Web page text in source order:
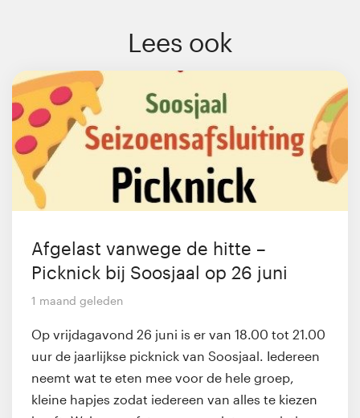
Lees ook
Afgelast vanwege de hitte –
Picknick bij Soosjaal op 26 juni
1 maand geleden
Op vrijdagavond 26 juni is er van 18.00 tot 21.00
uur de jaarlijkse picknick van Soosjaal. Iedereen
neemt wat te eten mee voor de hele groep,
kleine hapjes zodat iedereen van alles te kiezen